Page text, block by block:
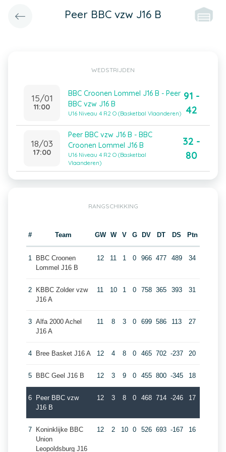
Peer BBC vzw J16 B
WEDSTRIJDEN
15/01
11:00
BBC Croonen Lommel J16 B - Peer
BBC vzw J16 B
U16 Niveau 4 R2 O (Basketbal Vlaanderen)
91 -
42
18/03
17:00
Peer BBC vzw J16 B - BBC
Croonen Lommel J16 B
U16 Niveau 4 R2 O (Basketbal
Vlaanderen)
32 -
80
RANGSCHIKKING
# Team GW W V G DV DT DS Ptn
1
BBC Croonen
Lommel J16 B
12 11 1 0 966 477 489 34
2
KBBC Zolder vzw
J16 A
11 10 1 0 758 365 393 31
3 Alfa 2000 Achel
J16 A
11 8 3 0 699 586 113 27
4 Bree Basket J16 A 12 4 8 0 465 702 -237 20
5 BBC Geel J16 B 12 3 9 0 455 800 -345 18
6
Peer BBC vzw
J16 B
12 3 8 0 468 714 -246 17
7
Koninklijke BBC
Union
Leopoldsburg J16
12 2 10 0 526 693 -167 16